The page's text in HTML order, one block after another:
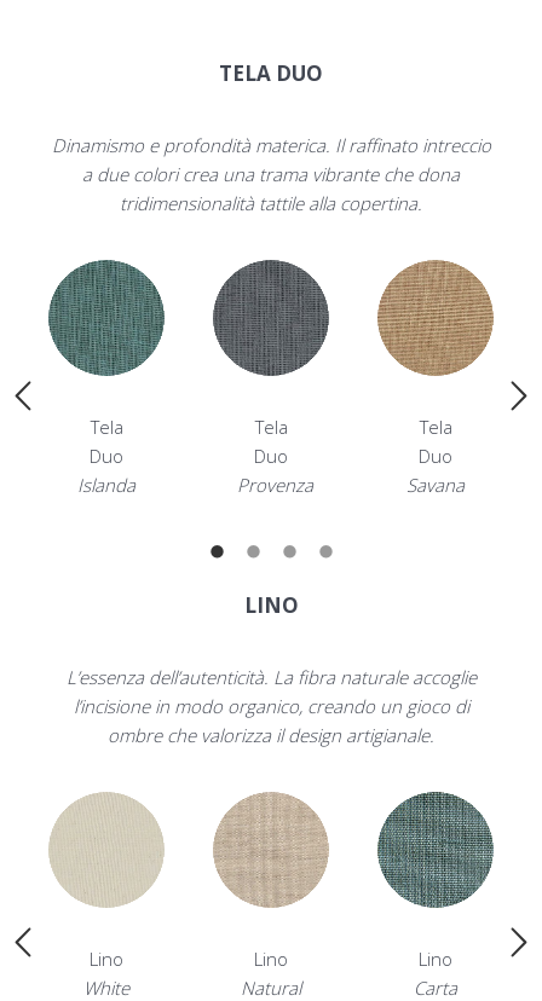
TELA DUO
Dinamismo e profondità materica. Il raffinato intreccio
a due colori crea una trama vibrante che dona
tridimensionalità tattile alla copertina.
Tela
Duo
Islanda
Tela
Duo
Provenza
Tela
Duo
Savana
LINO
L’essenza dell’autenticità. La fibra naturale accoglie
l’incisione in modo organico, creando un gioco di
ombre che valorizza il design artigianale.
Lino
White
Lino
Natural
Lino
Carta